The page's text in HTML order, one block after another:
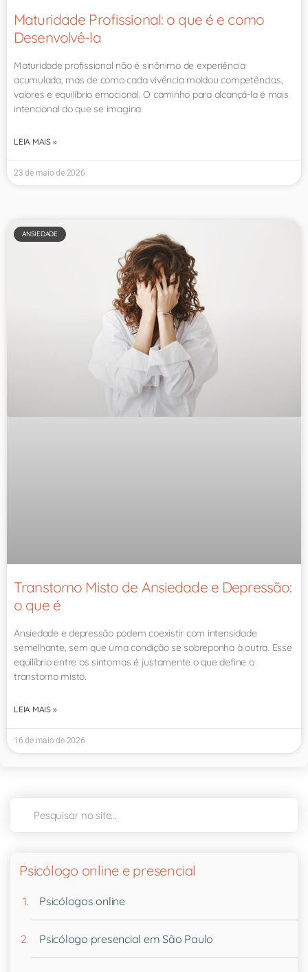
Maturidade Profissional: o que é e como
Desenvolvê-la
Maturidade profissional não é sinônimo de experiência
acumulada, mas de como cada vivência moldou competências,
valores e equilíbrio emocional. O caminho para alcançá-la é mais
intencional do que se imagina.
LEIA MAIS »
23 de maio de 2026
ANSIEDADE
Transtorno Misto de Ansiedade e Depressão:
o que é
Ansiedade e depressão podem coexistir com intensidade
semelhante, sem que uma condição se sobreponha à outra. Esse
equilíbrio entre os sintomas é justamente o que define o
transtorno misto.
LEIA MAIS »
16 de maio de 2026
Psicólogo online e presencial
Psicólogos online
Psicólogo presencial em São Paulo